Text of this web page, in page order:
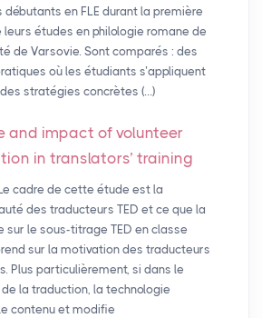
en FLE durant la première
leurs études en philologie romane de
de Varsovie. Sont comparés : des
où les étudiants s’appliquent
stratégies concrètes (…)
and impact of volunteer
in translators’ training
cadre de cette étude est la
des traducteurs TED et ce que la
sur le sous-titrage TED en classe
sur la motivation des traducteurs
Plus particulièrement, si dans le
la traduction, la technologie
contenu et modifie